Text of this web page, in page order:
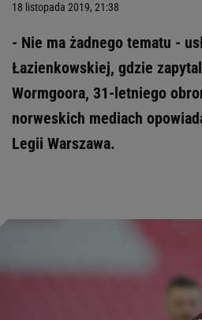
18 listopada 2019, 21:38
- Nie ma żadnego tematu -
Łazienkowskiej, gdzie
Wormgoora, 31-letniego
norweskich mediach
Legii Warszawa.